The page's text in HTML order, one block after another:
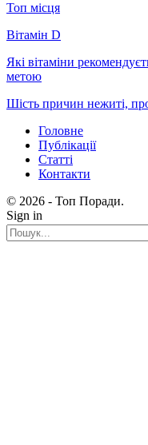
Топ місця
Вітамін D
Які вітаміни
метою
Шість причин нежиті,
Головне
Публікації
Статті
Контакти
© 2026 - Топ Поради.
Sign in